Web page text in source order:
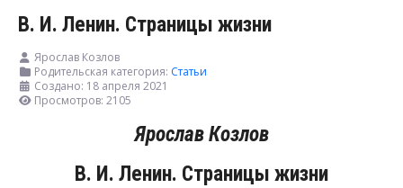
В. И. Ленин. Страницы жизни
Ярослав Козлов
Родительская категория: Статьи
Создано: 18 апреля 2021
Просмотров: 2105
Ярослав Козлов
В. И. Ленин. Страницы жизни